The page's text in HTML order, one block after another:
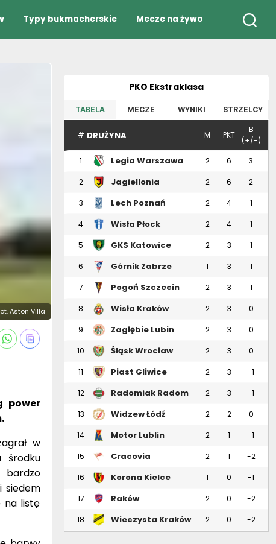
Typy bukmacherskie Mecze na żywo
Aston Villa
power
w
środku
bardzo
siedem
na listę
PKO Ekstraklasa
TABELA MECZE WYNIKI STRZELCY
# DRUŻYNA M PKT
B
(+/-)
1
Legia Warszawa 2 6 3
2
Jagiellonia
2 6 2
3 Lech Poznań 2 4 1
4 Wisła Płock 2 4 1
5 GKS Katowice 2 3 1
6 Górnik Zabrze 1 3 1
7 Pogoń Szczecin 2 3 1
8 Wisła Kraków 2 3 0
9 Zagłębie Lubin 2 3 0
10 Śląsk Wrocław 2 3 0
11 Piast Gliwice 2 3 -1
12 Radomiak Radom 2 3 -1
13 Widzew Łódź 2 2 0
14 Motor Lublin 2 1 -1
15 Cracovia 2 1 -2
16 Korona Kielce 1 0 -1
17
Raków
2 0 -2
18 Wieczysta Kraków 2 0 -2